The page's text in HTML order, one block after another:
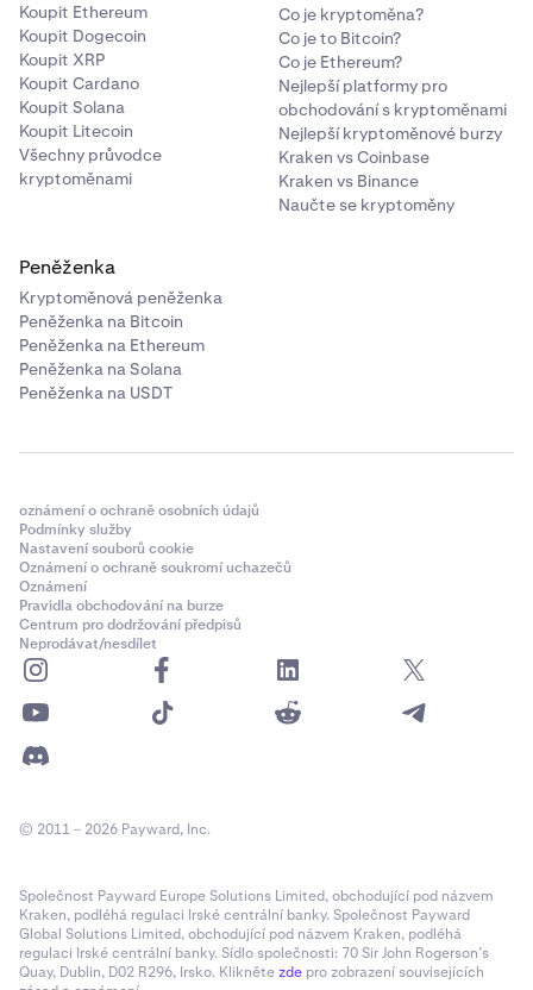
Koupit Ethereum
Koupit Dogecoin
Koupit XRP
Koupit Cardano
Koupit Solana
Koupit Litecoin
Všechny průvodce
kryptoměnami
Co je kryptoměna?
Co je to Bitcoin?
Co je Ethereum?
Nejlepší platformy pro
obchodování s kryptoměnami
Nejlepší kryptoměnové burzy
Kraken vs Coinbase
Kraken vs Binance
Naučte se kryptoměny
Peněženka
Kryptoměnová peněženka
Peněženka na Bitcoin
Peněženka na Ethereum
Peněženka na Solana
Peněženka na USDT
oznámení o ochraně osobních údajů
Podmínky služby
Nastavení souborů cookie
Oznámení o ochraně soukromí uchazečů
Oznámení
Pravidla obchodování na burze
Centrum pro dodržování předpisů
Neprodávat/nesdílet
© 2011 – 2026 Payward, Inc.
Společnost Payward Europe Solutions Limited, obchodující pod názvem
Kraken, podléhá regulaci Irské centrální banky. Společnost Payward
Global Solutions Limited, obchodující pod názvem Kraken, podléhá
regulaci Irské centrální banky. Sídlo společnosti: 70 Sir John Rogerson’s
Quay, Dublin, D02 R296, Irsko. Kliknětezde pro zobrazení souvisejících